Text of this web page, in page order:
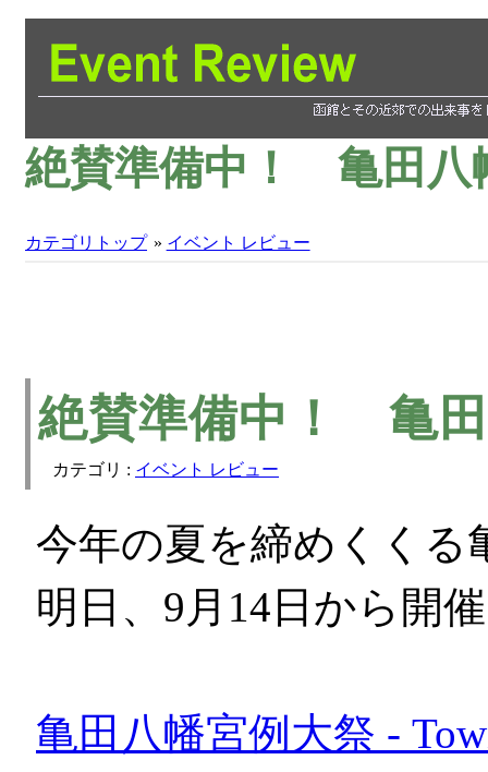
絶賛準備中！ 亀田八
カテゴリトップ » イベント レビュー
絶賛準備中！ 亀
カテゴリ : イベント レビュー
今年の夏を締めくくる
明日、9月14日から開
亀田八幡宮例大祭 -